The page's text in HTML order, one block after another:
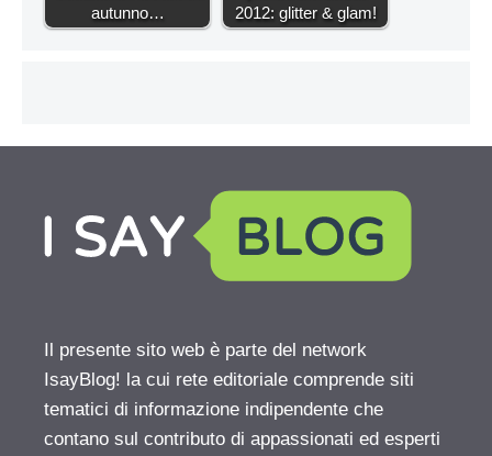
autunno…
2012: glitter & glam!
Il presente sito web è parte del network
IsayBlog! la cui rete editoriale comprende siti
tematici di informazione indipendente che
contano sul contributo di appassionati ed esperti